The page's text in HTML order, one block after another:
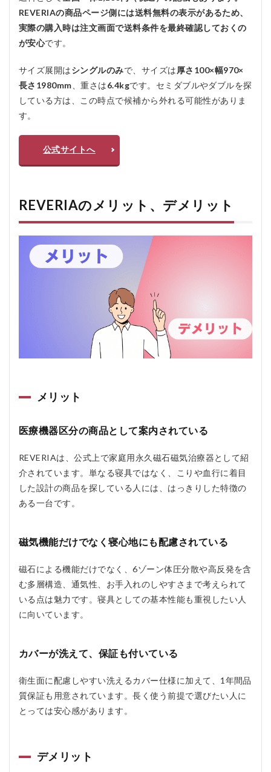
REVERIAの商品ページ側には送料無料の表示があるため、
実際の購入時は注文画面で送料条件を最終確認しておくの
が安心です。
サイズ展開はシングルのみで、サイズは厚さ100×幅970×
長さ1980mm、重さは6.4kgです。セミダブルやダブルを探
している方は、この時点で候補から外れる可能性がありま
す。
公式サイトへ
REVERIAのメリット、デメリット
メリット
医療機器区分の商品として案内されている
REVERIAは、公式上で家庭用永久磁石磁気治療器として紹
介されています。単なる寝具ではなく、こりや血行に着目
した設計の商品を探している人には、はっきりした特徴の
ある一台です。
磁気機能だけでなく寝心地にも配慮されている
磁石による機能だけでなく、6ゾーン体圧分散や高反発を含
む多層構造、通気性、お手入れのしやすさまで考えられて
いる点は魅力です。寝具としての基本性能も重視したい人
に向いています。
カバーが洗えて、保証も付いている
衛生面に配慮しやすい洗えるカバー仕様に加えて、1年間品
質保証も用意されています。長く使う前提で選びたい人に
とっては安心感があります。
デメリット